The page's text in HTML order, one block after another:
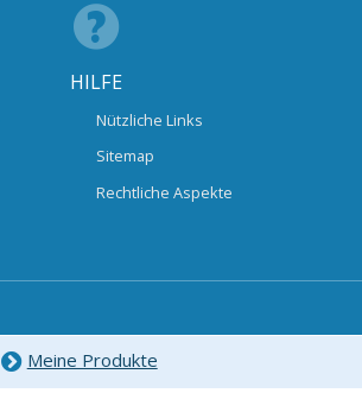
HILFE
Nützliche Links
Sitemap
Rechtliche Aspekte
Meine Produkte